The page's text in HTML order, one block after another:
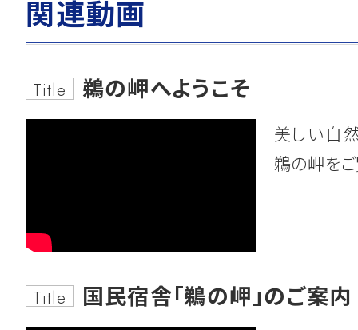
お知らせ 2022.12.06
「水道出前教室」 を開催しました！
「建設フェスタ2022」 に出展しました
令和8年度工事の発注見通し一覧(R8
見
工事発注図(阿見)
2026.07.09
詳しくはこちら
関連動画
Title 鵜の岬へようこそ
美しい自
鵜の岬を
Title 国民宿舎「鵜の岬」のご案内